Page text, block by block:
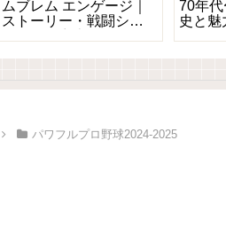
ムブレム エンゲージ｜
ストーリー・戦闘シス
70年
史と魅
パワフルプロ野球2024-2025